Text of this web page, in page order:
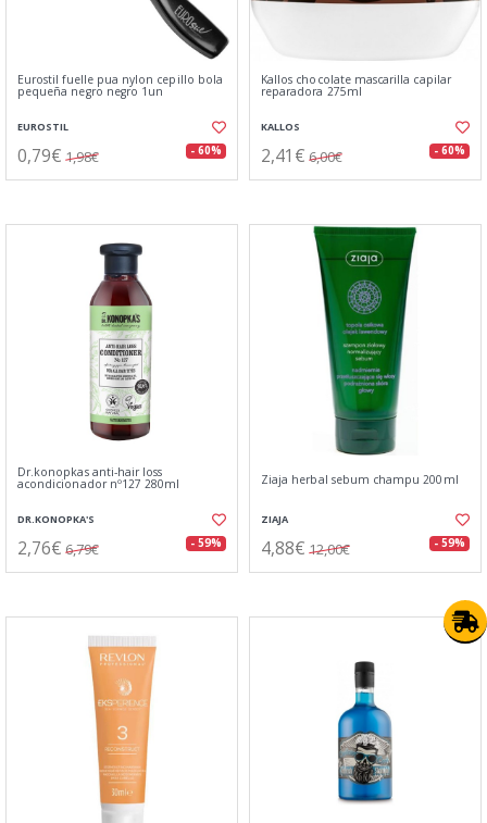
Eurostil fuelle pua nylon cepillo bola
pequeña negro negro 1un
EUROSTIL
0,79€ 1,98€ - 60%
Kallos chocolate mascarilla capilar
reparadora 275ml
KALLOS
2,41€ 6,00€ - 60%
Dr.konopkas anti-hair loss
acondicionador nº127 280ml
DR.KONOPKA'S
2,76€ 6,79€ - 59%
Ziaja herbal sebum champu 200ml
ZIAJA
4,88€ 12,00€ - 59%